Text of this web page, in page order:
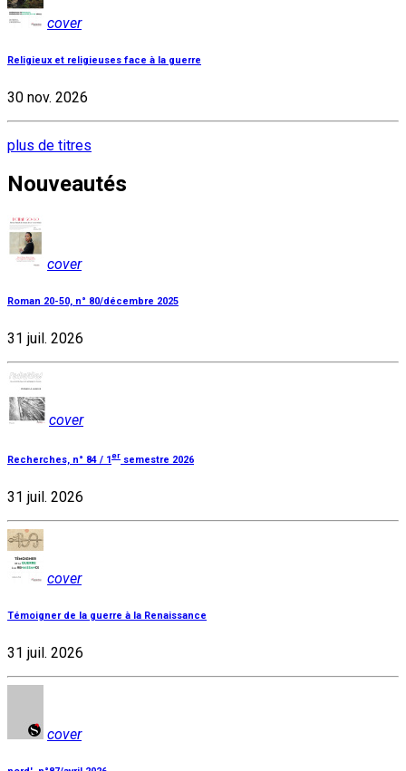
cover
Religieux et religieuses face à la guerre
30 nov. 2026
plus de titres
Nouveautés
cover
Roman 20-50, n° 80/décembre 2025
31 juil. 2026
cover
Recherches, n° 84 / 1er semestre 2026
31 juil. 2026
cover
Témoigner de la guerre à la Renaissance
31 juil. 2026
cover